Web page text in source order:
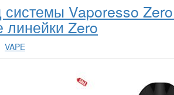
системы Vaporesso
линейки Zero
VAPE